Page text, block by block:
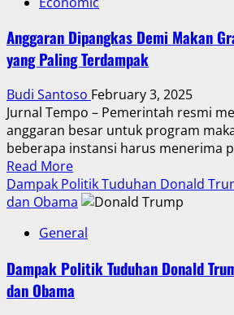
Barang
AS
Dikenakan
Masuk
Tinggi
Sebagai
Balasan
oleh
China
Anggaran Dipangkas Demi Makan
yang Paling Terdampak
Budi Santoso February 3, 2025
Jurnal Tempo – Pemerintah resmi
anggaran besar untuk program
beberapa instansi harus menerima
Read MoreRead
more
about
Dipangkas
Makan
Gratis,
Dampak Politik Tuduhan Donald
dan Obama
General
Dampak Politik Tuduhan Donald
dan Obama